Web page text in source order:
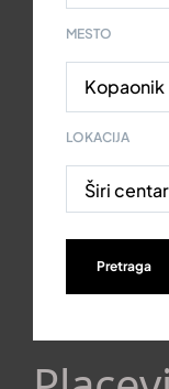
MESTO
LOKACIJA
Širi centar
Pretraga